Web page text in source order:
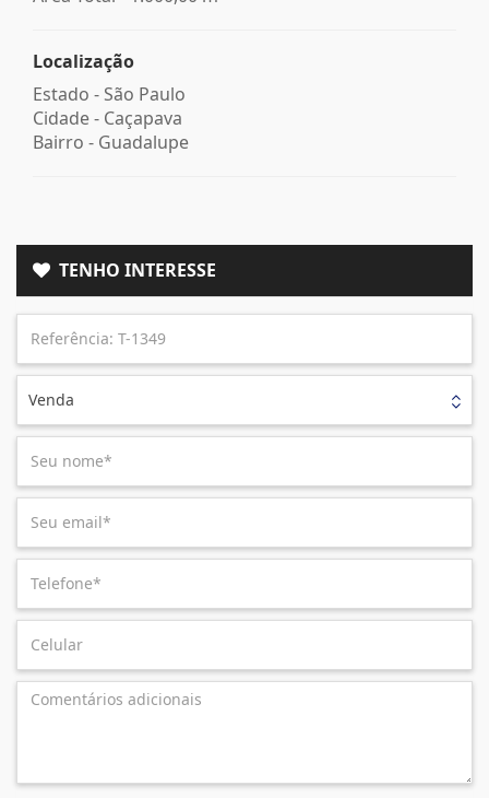
Localização
Estado - São Paulo
Cidade - Caçapava
Bairro - Guadalupe
TENHO INTERESSE
Venda